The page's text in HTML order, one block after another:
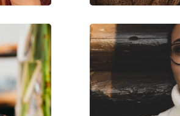
0OV5186 1689 50